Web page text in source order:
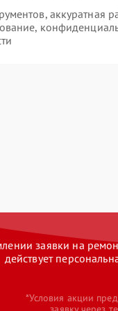
аккуратная
заявки на
действует
*Условия акции